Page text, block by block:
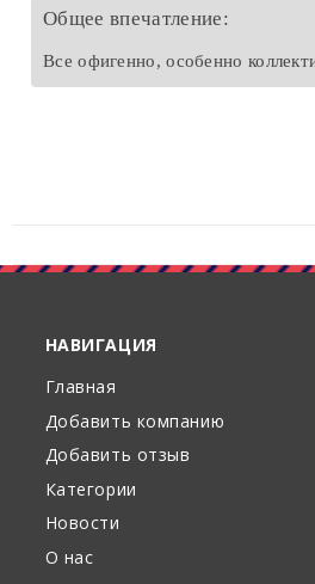
Общее впечатление:
Все офигенно, особенно
НАВИГАЦИЯ
Главная
Добавить компанию
Добавить отзыв
Категории
Новости
О нас